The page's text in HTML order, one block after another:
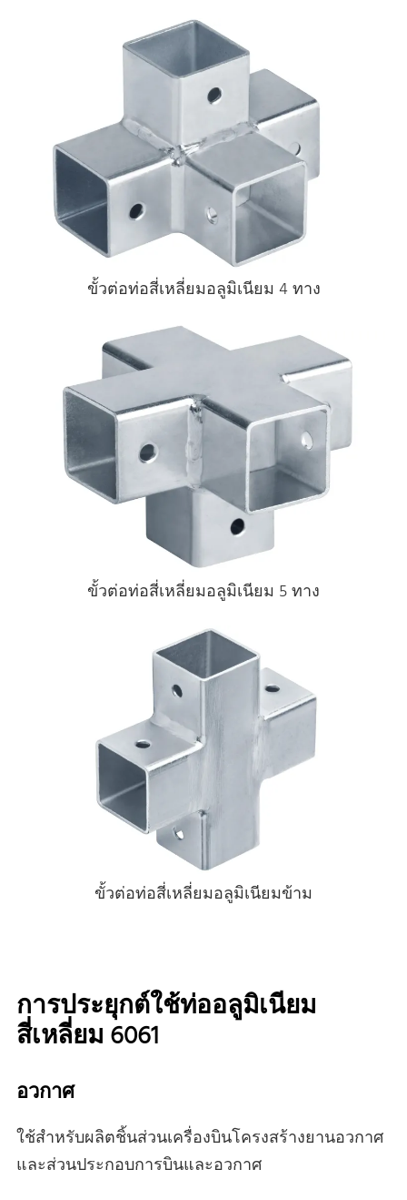
ขั้วต่อท่อสี่เหลี่ยมอลูมิเนียม 4 ทาง
ขั้วต่อท่อสี่เหลี่ยมอลูมิเนียม 5 ทาง
ขั้วต่อท่อสี่เหลี่ยมอลูมิเนียมข้าม
การประยุกต์ใช้ท่ออลูมิเนียม
สี่เหลี่ยม 6061
อวกาศ
ใช้สําหรับผลิตชิ้นส่วนเครื่องบินโครงสร้างยานอวกาศ
และส่วนประกอบการบินและอวกาศ